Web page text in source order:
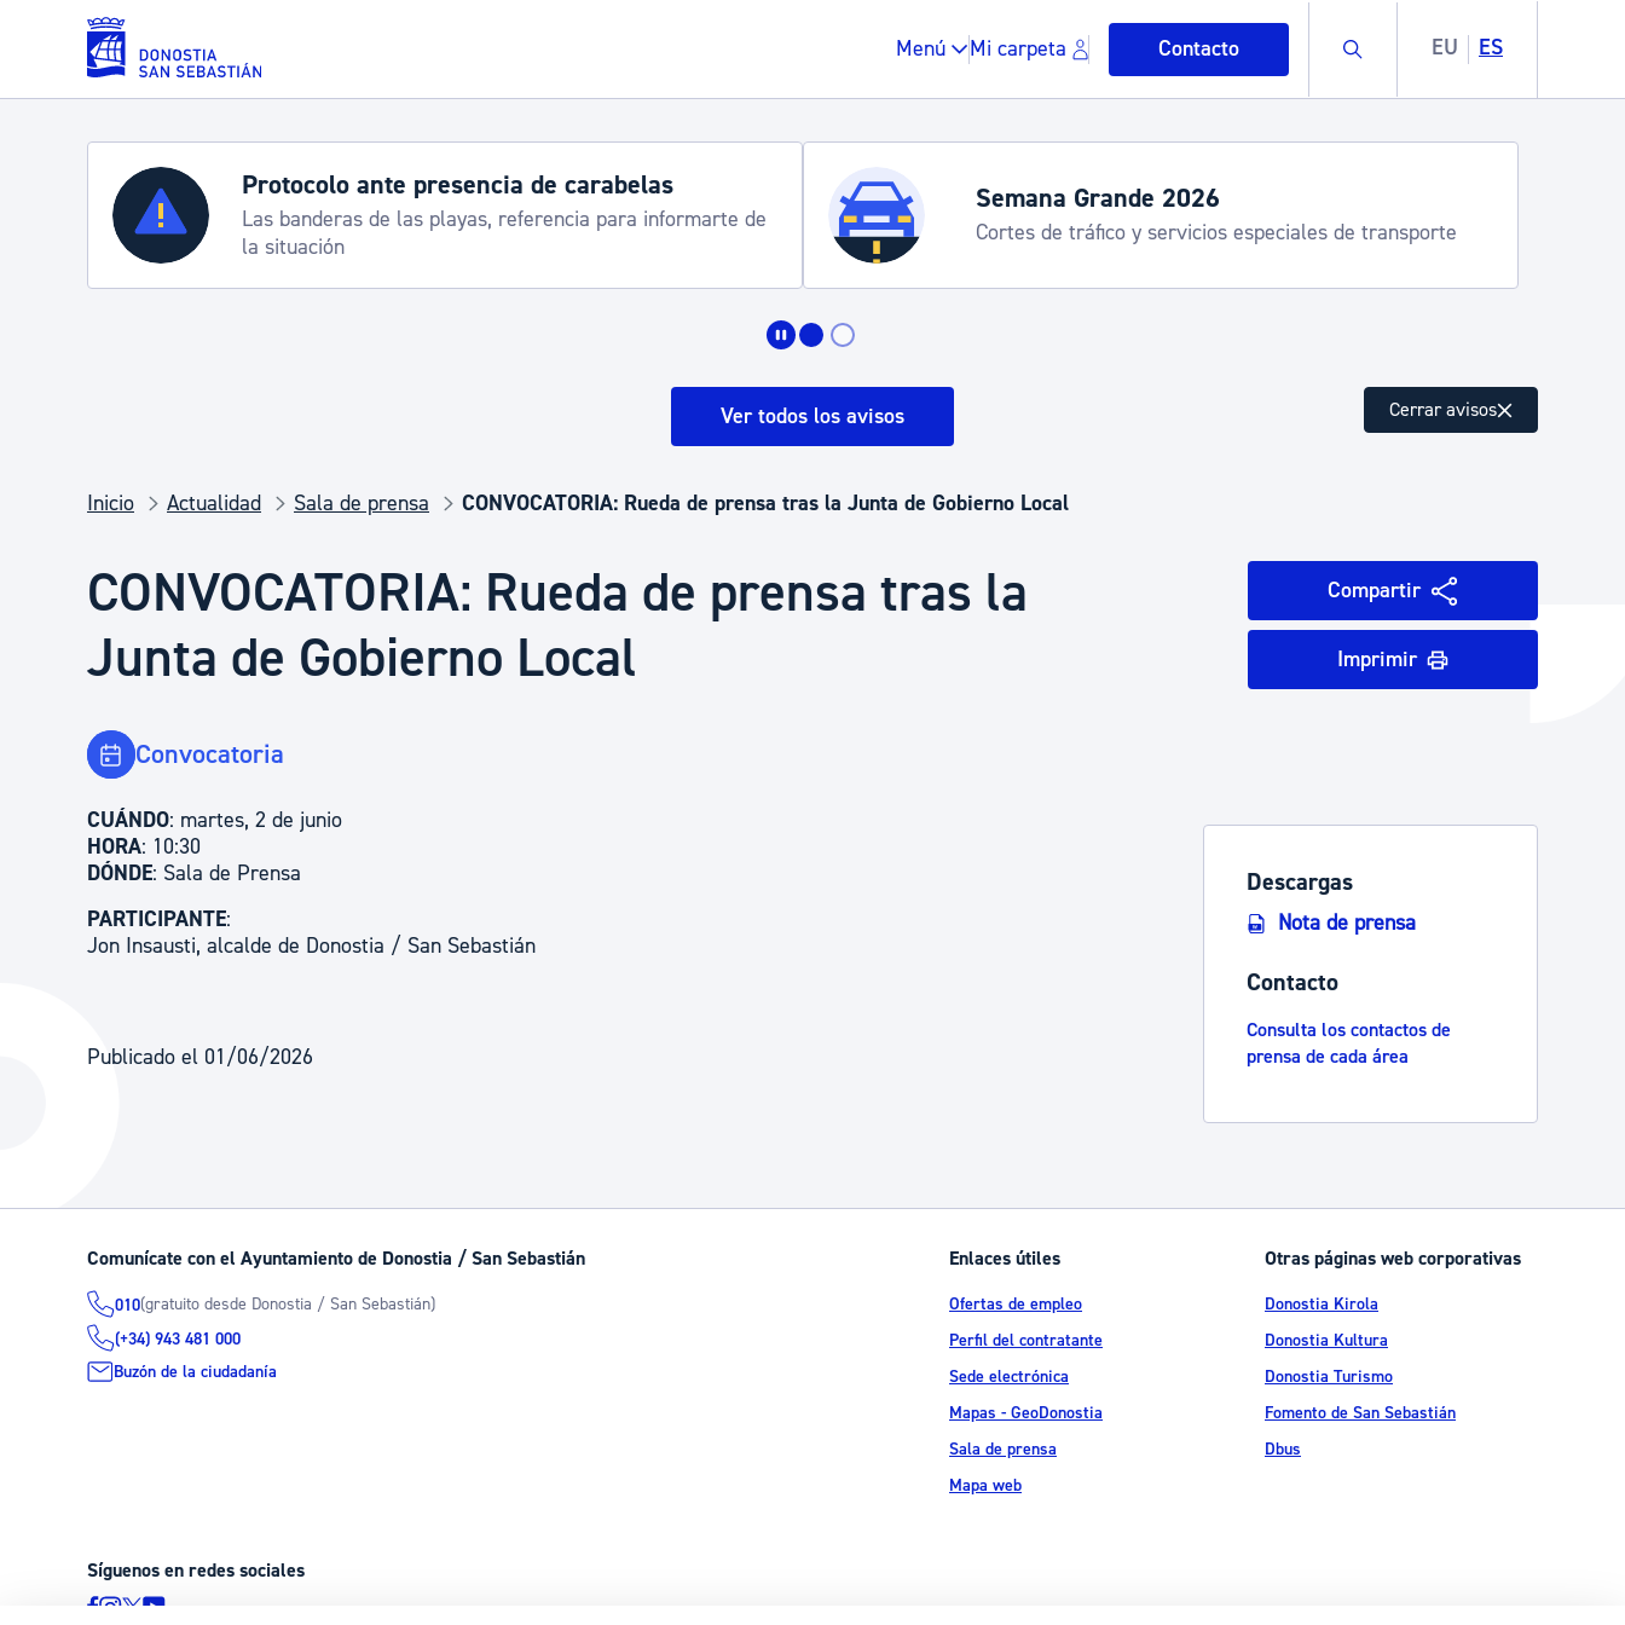
Saltar al contenido principal
Menú Mi carpeta Contacto Buscar EU ES
Servicios
Padrón y asuntos personales
Espacio público, residuos y medioambiente
Salud Pública, animales y consumo
Participación ciudadana y asociacionismo
Deporte
La ciudad futura
Agenda cultural
Catálogo de trámites
Ayuda a la tramitación
Protocolo ante presencia de carabelas
Las banderas de las playas, referencia para informarte de
la situación
Semana Grande 2026
Cortes de tráfico y servicios especiales de transporte
Ver todos los avisos Cerrar avisos
Inicio Actualidad Sala de prensa CONVOCATORIA: Rueda de prensa tras la Junta de Gobierno Local
CONVOCATORIA: Rueda de prensa tras la
Junta de Gobierno Local
Convocatoria
CUÁNDO: martes, 2 de junio
HORA: 10:30
DÓNDE: Sala de Prensa
PARTICIPANTE:
Jon Insausti, alcalde de Donostia / San Sebastián
Publicado el 01/06/2026
Compartir
Imprimir
Descargas
Nota de prensa
Contacto
Consulta los contactos de
prensa de cada área
Comunícate con el Ayuntamiento de Donostia / San Sebastián
010(gratuito desde Donostia / San Sebastián)
(+34) 943 481 000
Buzón de la ciudadanía
Enlaces útiles
Ofertas de empleo
Perfil del contratante
Sede electrónica
Mapas - GeoDonostia
Sala de prensa
Mapa web
Otras páginas web corporativas
Donostia Kirola
Donostia Kultura
Donostia Turismo
Fomento de San Sebastián
Dbus
Síguenos en redes sociales